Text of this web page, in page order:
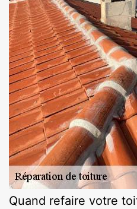
Quand refaire votre